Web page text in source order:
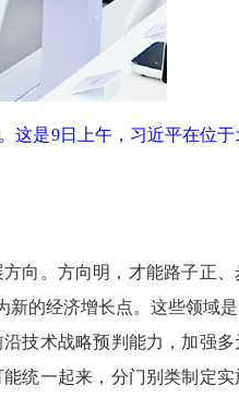
这是9日上午，习近平在位
向。方向明，才能路子正、
的经济增长点。这些领域是
技术战略预判能力，加强多
统一起来，分门别类制定实